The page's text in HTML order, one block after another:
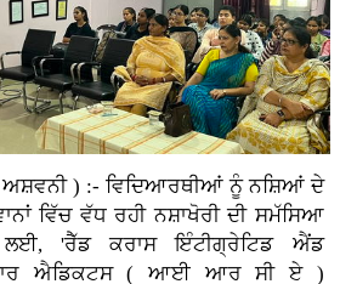
) :- ਵਿਦਿਆਰਥੀਆਂ ਨੂੰ ਨਸ਼ਿਆਂ ਦੇ
ਵਿੱਚ ਵੱਧ ਰਹੀ ਨਸ਼ਾਖੋਰੀ ਦੀ ਸਮੱਸਿਆ
'ਰੈੱਡ ਕਰਾਸ ਇੰਟੀਗ੍ਰੇਟਿਡ ਐਂਡ
ਫਾਰ ਐਡਿਕਟਸ ( ਆਈ ਆਰ ਸੀ ਏ )